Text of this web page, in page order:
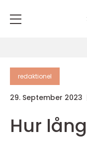
redaktionel
29. September 2023
Hur